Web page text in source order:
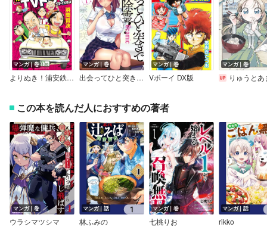
マンガ｜巻
よりぬき！浦安鉄筋家族 TVドラマエディション
マンガ｜巻
出会ってひと突きで絶頂除霊！＠comic
マンガ｜巻
Vボーイ DX版
マンガ｜巻
りゅうとあま
この本を読んだ人におすすめの著者
マンガ｜巻
ウラシマツシマ
マンガ｜話
林ふみの
マンガ｜巻
七桃りお
マンガ｜話
rikko